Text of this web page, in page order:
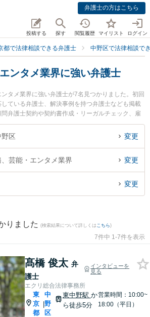
弁護士の方はこちら
投稿する 探す 閲覧履歴 マイリスト ログイン
都で法律相談できる弁護士 中野区で法律相談で
ンタメ業界に強い弁護士
タメ業界に強い弁護士が7名見つかりました。初回
ている弁護士、解決事例を持つ弁護士なども掲載
弁護士契約や契約書作成・リーガルチェック、雇
細かな分野での絞り込み検索もでき便利です。特
髙橋 俊太弁護士や星雄介法律事務所の星 雄介弁護
に弁護士に相談したい』『芸能・エンタメ業界のト
の弁護士を検索したい』『初回相談無料で芸能・
きる中野区内の弁護士に相談予約したい』などでお
区 変更
芸能・エンタメ業界 変更
変更
りました (検索結果について詳しくは こちら)
7件中 1-7件を表示
髙橋 俊太 弁
護士
インタビューを
見る
エクリ総合法律事務所
東
京
都
|
中
野
区
東中野駅 か
ら徒歩5分
営業時間：10:00~
18:00（平日）